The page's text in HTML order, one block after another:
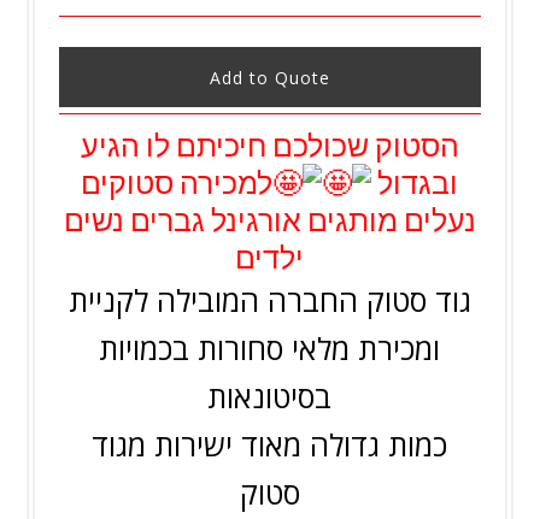
Add to Quote
הסטוק שכולכם חיכיתם לו הגיע
ובגדול
למכירה סטוקים
נעלים מותגים אורגינל גברים נשים
ילדים
גוד סטוק החברה המובילה לקניית
ומכירת מלאי סחורות בכמויות
בסיטונאות
כמות גדולה מאוד ישירות מגוד
סטוק